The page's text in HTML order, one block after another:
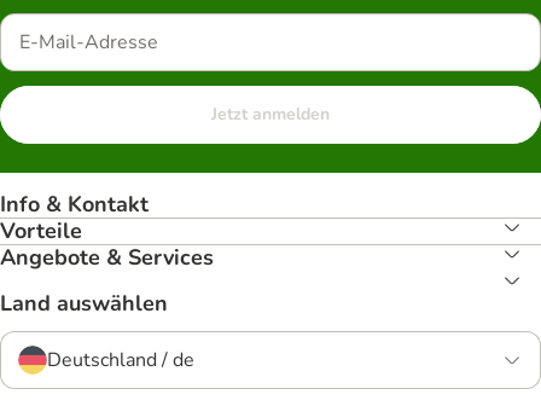
Jetzt anmelden
Info & Kontakt
Vorteile
Angebote & Services
Land auswählen
Deutschland / de